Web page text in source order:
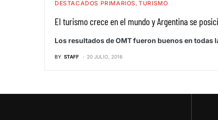
DESTACADOS PRIMARIOS TURISMO
El turismo crece en el mundo y Argentina se
Los resultados de OMT fueron buenos en
BY STAFF 20 JULIO, 2016